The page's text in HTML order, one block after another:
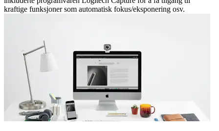
kraftige funksjoner som automatisk fokus/eksponering osv.